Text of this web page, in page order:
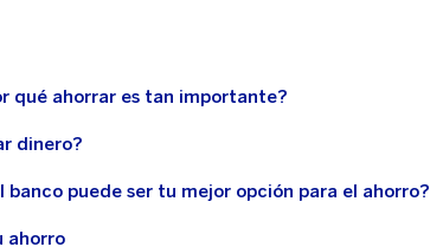
qué ahorrar es tan importante?
dinero?
banco puede ser tu mejor opción para el ahorro?
ahorro